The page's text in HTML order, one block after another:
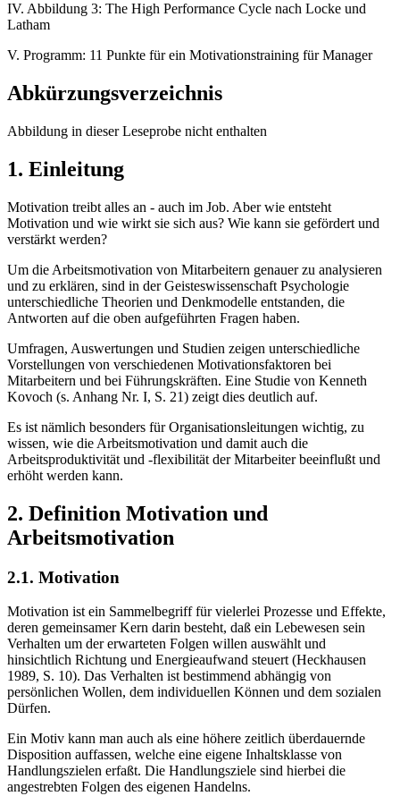
IV. Abbildung 3: The High Performance Cycle nach Locke und
Latham
V. Programm: 11 Punkte für ein Motivationstraining für Manager
Abkürzungsverzeichnis
Abbildung in dieser Leseprobe nicht enthalten
1. Einleitung
Motivation treibt alles an - auch im Job. Aber wie entsteht
Motivation und wie wirkt sie sich aus? Wie kann sie gefördert und
verstärkt werden?
Um die Arbeitsmotivation von Mitarbeitern genauer zu analysieren
und zu erklären, sind in der Geisteswissenschaft Psychologie
unterschiedliche Theorien und Denkmodelle entstanden, die
Antworten auf die oben aufgeführten Fragen haben.
Umfragen, Auswertungen und Studien zeigen unterschiedliche
Vorstellungen von verschiedenen Motivationsfaktoren bei
Mitarbeitern und bei Führungskräften. Eine Studie von Kenneth
Kovoch (s. Anhang Nr. I, S. 21) zeigt dies deutlich auf.
Es ist nämlich besonders für Organisationsleitungen wichtig, zu
wissen, wie die Arbeitsmotivation und damit auch die
Arbeitsproduktivität und -flexibilität der Mitarbeiter beeinflußt und
erhöht werden kann.
2. Definition Motivation und
Arbeitsmotivation
2.1. Motivation
Motivation ist ein Sammelbegriff für vielerlei Prozesse und Effekte,
deren gemeinsamer Kern darin besteht, daß ein Lebewesen sein
Verhalten um der erwarteten Folgen willen auswählt und
hinsichtlich Richtung und Energieaufwand steuert (Heckhausen
1989, S. 10). Das Verhalten ist bestimmend abhängig von
persönlichen Wollen, dem individuellen Können und dem sozialen
Dürfen.
Ein Motiv kann man auch als eine höhere zeitlich überdauernde
Disposition auffassen, welche eine eigene Inhaltsklasse von
Handlungszielen erfaßt. Die Handlungsziele sind hierbei die
angestrebten Folgen des eigenen Handelns.